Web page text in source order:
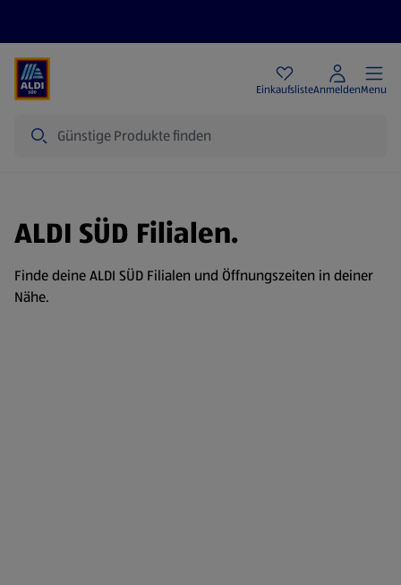
EinkaufslisteAnmeldenMenu
ALDI SÜD Filialen.
Finde deine ALDI SÜD Filialen und Öffnungszeiten in deiner
Nähe.